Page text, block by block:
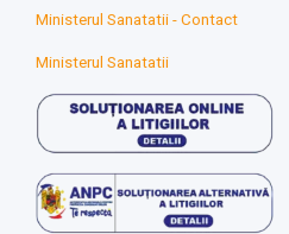
Ministerul Sanatatii - Contact
Ministerul Sanatatii